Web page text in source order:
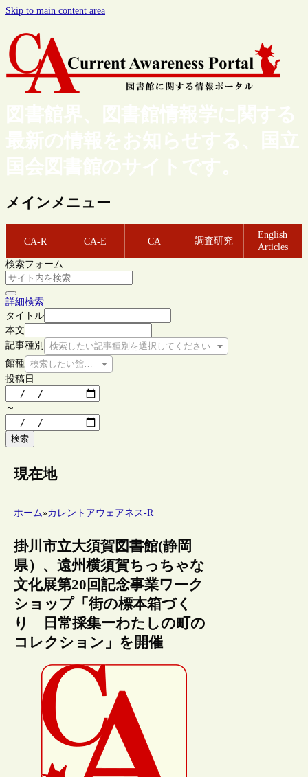
Skip to main content area
図書館界、図書館情報学に関する
最新の情報をお知らせする、国立
国会図書館のサイトです。
メインメニュー
CA-R CA-E CA 調査研究
English
Articles
検索フォーム
詳細検索
タイトル
本文
記事種別
検索したい記事種別を選択してください
館種 検索したい館種を選択してください
投稿日
～
検索
現在地
ホーム»カレントアウェアネス-R
掛川市立大須賀図書館(静岡
県）、遠州横須賀ちっちゃな
文化展第20回記念事業ワーク
ショップ「街の標本箱づく
り 日常採集ーわたしの町の
コレクション」を開催